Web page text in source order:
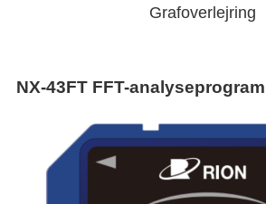
Grafoverlejring
NX-43FT FFT-analyseprogram